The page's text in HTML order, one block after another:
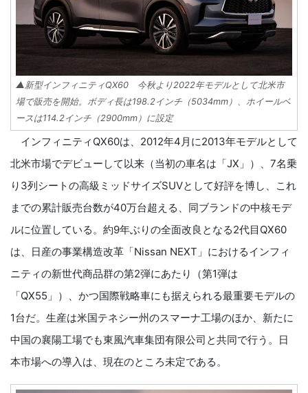
▲新型インフィニティQX60 今秋より2022年モデルとして北米市
場で販売を開始。ボディ長は198.2インチ（5034mm）、ホイールベ
ースは114.2インチ（2900mm）に設定
インフィニティQX60は、2012年4月に2013年モデルとして
北米市場でデビューして以来（当初の車名は「JX」）、7名乗
り3列シートの高級ミッドサイズSUVとして好評を博し、これ
までの累計販売台数が40万台超える、同ブランドの中核モデ
ルに位置している。約9年ぶりの全面改良となる2代目QX60
は、日産の事業構造改革「Nissan NEXT」におけるインフィ
ニティの新世代商品群の第2弾にあたり（第1弾は
「QX55」）、かつ国際戦略車にも据えられる最重要モデルの
1台だ。生産は米国テネシー州のスマーナ工場のほか、新たに
中国の襄陽工場でも東風汽車集団有限公司と共同で行う。日
本市場への導入は、現在のところ未定である。